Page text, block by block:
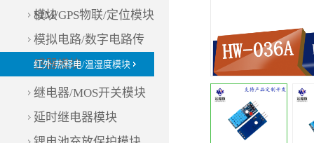
模块
SIM/GPS物联/定位模块
模拟电路/数字电路传
感器模块
红外/热释电/温湿度模块
继电器/MOS开关模块
延时继电器模块